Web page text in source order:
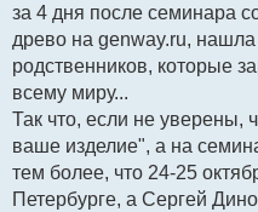
за 4 дня после семинара
древо на genway.ru,
родственников, которые
всему миру...
Так что, если не уверены,
ваше изделие", а на
тем более, что 24-25
Петербурге, а Сергей